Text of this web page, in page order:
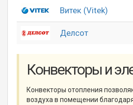
Витек (Vitek)
Делсот
Конвекторы и
Конвекторы отопления
воздуха в помещении